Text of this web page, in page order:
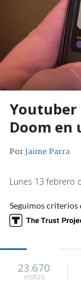
Youtuber
Doom en
PorJaime Parra
Lunes 13 febrero
Seguimos criterios
23.670
visitas